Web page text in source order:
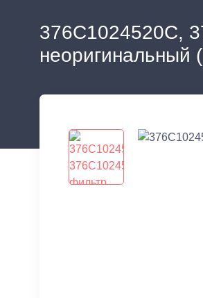
376C1024520C,
неоригинальный